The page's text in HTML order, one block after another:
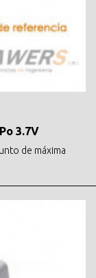
3.7V
de máxima